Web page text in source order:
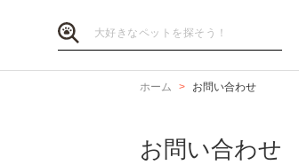
ホーム お問い合わせ
お問い合わせ